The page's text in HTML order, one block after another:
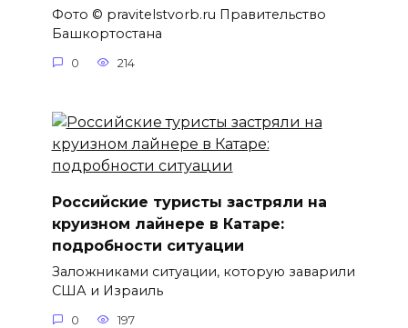
Фото © pravitelstvorb.ru Правительство
Башкортостана
0 214
Российские туристы застряли на
круизном лайнере в Катаре:
подробности ситуации
Заложниками ситуации, которую заварили
США и Израиль
0 197